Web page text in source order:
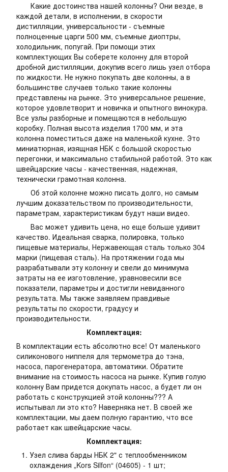
Какие достоинства нашей колонны? Они везде, в
каждой детали, в исполнении, в скорости
дистилляции, универсальности - съемные
полноценные царги 500 мм, съемные диоптры,
холодильник, попугай. При помощи этих
комплектующих Вы соберете колонну для второй
дробной дистилляции, докупив всего лишь узел отбора
по жидкости. Не нужно покупать две колонны, а в
большинстве случаев только такие колонны
представлены на рынке. Это универсальное решение,
которое удовлетворит и новичка и опытного винокура.
Все узлы разборные и помещаются в небольшую
коробку. Полная высота изделия 1700 мм, и эта
колонна поместиться даже на маленькой кухне. Это
миниатюрная, изящная НБК с большой скоростью
перегонки, и максимально стабильной работой. Это как
швейцарские часы - качественная, надежная,
технически грамотная колонна.
Об этой колонне можно писать долго, но самым
лучшим доказательством по производительности,
параметрам, характеристикам будут наши видео.
Вас может удивить цена, но еще больше удивит
качество. Идеальная сварка, полировка, только
пищевые материалы, Нержавеющая сталь только 304
марки (пищевая сталь). На протяжении года мы
разрабатывали эту колонну и свели до минимума
затраты на ее изготовление, уравновесили все
показатели, параметры и достигли невиданного
результата. Мы также заявляем правдивые
результаты по скорости, градусу и
производительности.
Комплектация:
В комплектации есть абсолютно все! От маленького
силиконового ниппеля для термометра до тэна,
насоса, парогенератора, автоматики. Обратите
внимание на стоимость насоса на рынке. Купив голую
колонну Вам придется докупать насос, а будет ли он
работать с конструкцией этой колонны??? А
испытывал ли это кто? Наверняка нет. В своей же
комплектации, мы даем полную гарантию, что все
работает как швейцарские часы.
Комплектация:
Узел слива барды НБК 2" с теплообменником
охлаждения „Kors Silfon“ (04605) - 1 шт;